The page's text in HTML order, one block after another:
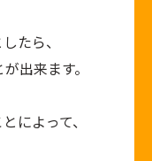
たら、
出来ます。
によって、